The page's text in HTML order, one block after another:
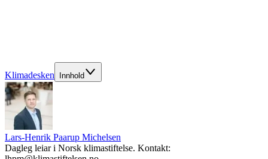
Klimadesken Innhold
Lars-Henrik Paarup Michelsen
Dagleg leiar i Norsk klimastiftelse. Kontakt: